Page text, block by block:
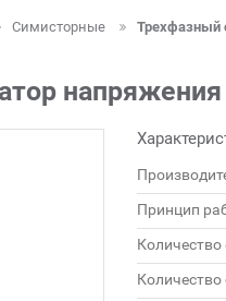
Симисторные Трехфазный
Принцип
Количество
Количество